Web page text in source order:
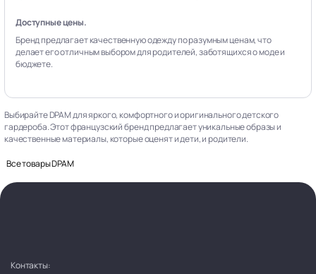
Доступные цены.
Бренд предлагает качественную одежду по разумным ценам, что
делает его отличным выбором для родителей, заботящихся о моде и
бюджете.
Выбирайте DPAM для яркого, комфортного и оригинального детского
гардероба. Этот французский бренд предлагает уникальные образы и
качественные материалы, которые оценят и дети, и родители.
Все товары DPAM
Контакты: